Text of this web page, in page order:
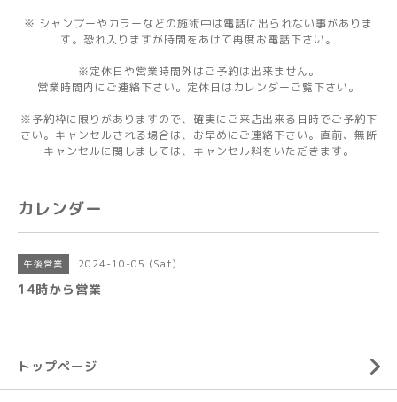
※ シャンプーやカラーなどの施術中は電話に出られない事がありま
す。恐れ入りますが時間をあけて再度お電話下さい。
※定休日や営業時間外はご予約は出来ません。
営業時間内にご連絡下さい。定休日はカレンダーご覧下さい。
※予約枠に限りがありますので、確実にご来店出来る日時でご予約下
さい。キャンセルされる場合は、お早めにご連絡下さい。直前、無断
キャンセルに関しましては、キャンセル料をいただきます。
カレンダー
午後営業 2024-10-05 (Sat)
14時から営業
トップページ